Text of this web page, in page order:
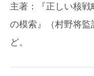
主著：『正しい核
の模索』（村野将
ど。